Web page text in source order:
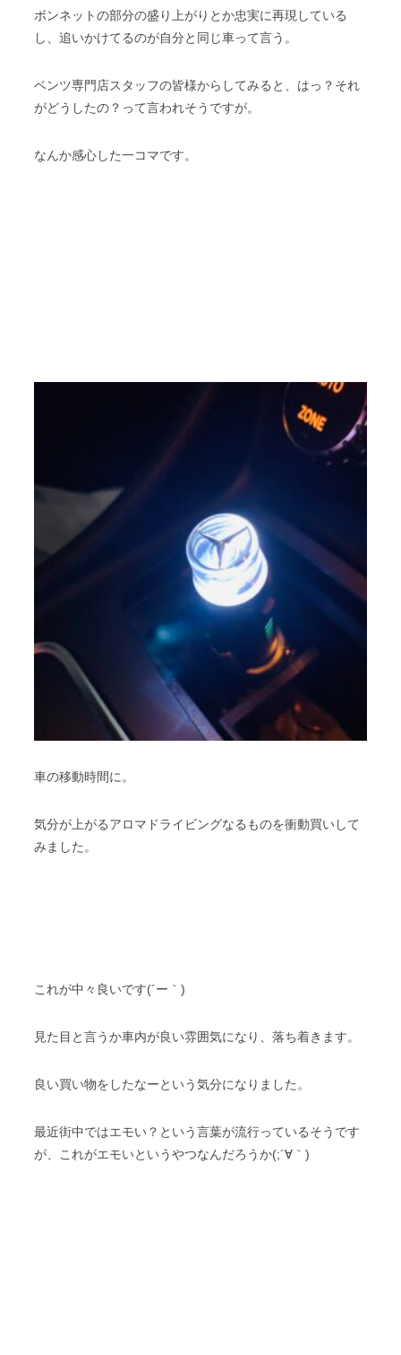
ボンネットの部分の盛り上がりとか忠実に再現している
し、追いかけてるのが自分と同じ車って言う。
ベンツ専門店スタッフの皆様からしてみると、はっ？それ
がどうしたの？って言われそうですが。
なんか感心した一コマです。
車の移動時間に。
気分が上がるアロマドライビングなるものを衝動買いして
みました。
これが中々良いです(´ー｀)
見た目と言うか車内が良い雰囲気になり、落ち着きます。
良い買い物をしたなーという気分になりました。
最近街中ではエモい？という言葉が流行っているそうです
が、これがエモいというやつなんだろうか(;´∀｀)